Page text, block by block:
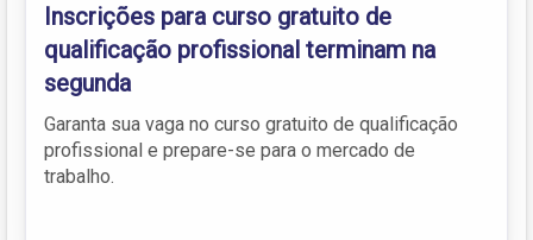
Inscrições para curso gratuito de
qualificação profissional terminam na
segunda
Garanta sua vaga no curso gratuito de qualificação
profissional e prepare-se para o mercado de
trabalho.